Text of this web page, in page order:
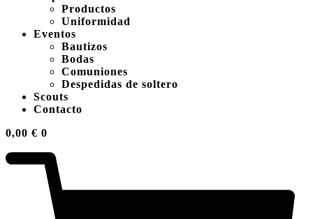
Productos
Uniformidad
Eventos
Bautizos
Bodas
Comuniones
Despedidas de soltero
Scouts
Contacto
0,00 € 0